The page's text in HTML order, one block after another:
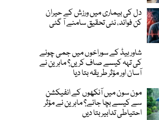
دل کی بیماری میں ورزش کے حیران
کن فوائد، نئی تحقیق سامنے آ گئی
شاور ہیڈ کے سوراخوں میں جمی چونے
کی تہہ کیسے صاف کریں؟ ماہرین نے
آسان اور مؤثر طریقہ بتا دیا
مون سون میں آنکھوں کے انفیکشن
سے کیسے بچا جائے؟ ماہرین نے مؤثر
احتیاطی تدابیر بتا دیں